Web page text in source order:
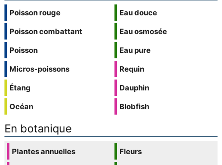
Poisson rouge
Poisson combattant
Poisson
Micros-poissons
Étang
Océan
Eau douce
Eau osmosée
Eau pure
Requin
Dauphin
Blobfish
En botanique
Plantes annuelles
Fleurs